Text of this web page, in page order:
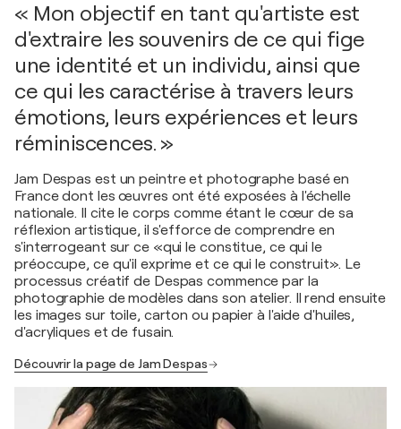
« Mon objectif en tant qu'artiste est
d'extraire les souvenirs de ce qui fige
une identité et un individu, ainsi que
ce qui les caractérise à travers leurs
émotions, leurs expériences et leurs
réminiscences. »
Jam Despas est un peintre et photographe basé en
France dont les œuvres ont été exposées à l'échelle
nationale. Il cite le corps comme étant le cœur de sa
réflexion artistique, il s'efforce de comprendre en
s'interrogeant sur ce «qui le constitue, ce qui le
préoccupe, ce qu'il exprime et ce qui le construit». Le
processus créatif de Despas commence par la
photographie de modèles dans son atelier. Il rend ensuite
les images sur toile, carton ou papier à l'aide d'huiles,
d'acryliques et de fusain.
Découvrir la page de Jam Despas